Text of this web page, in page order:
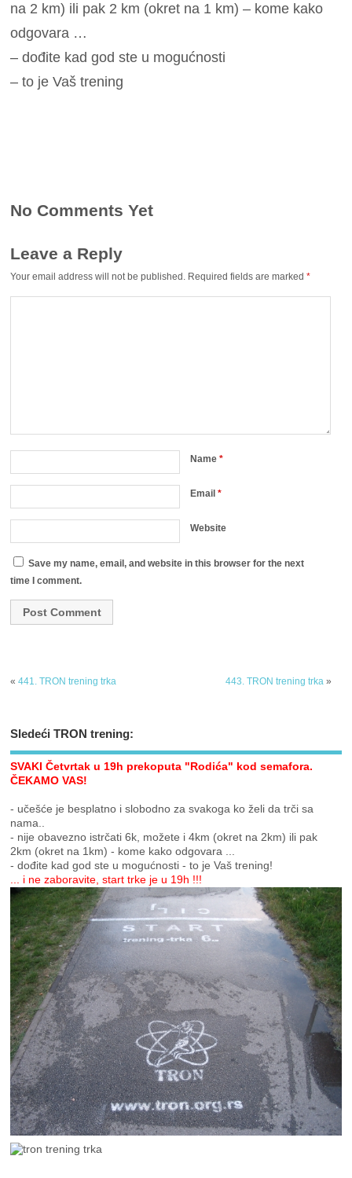
na 2 km) ili pak 2 km (okret na 1 km) – kome kako
odgovara …
– dođite kad god ste u mogućnosti
– to je Vaš trening
No Comments Yet
Leave a Reply
Your email address will not be published. Required fields are marked*
Name*
Email*
Website
Save my name, email, and website in this browser for the next
time I comment.
«441. TRON trening trka 443. TRON trening trka»
Sledeći TRON trening:
SVAKI Četvrtak u 19h prekoputa "Rodića" kod semafora.
ČEKAMO VAS!
- učešće je besplatno i slobodno za svakoga ko želi da trči sa
nama..
- nije obavezno istrčati 6k, možete i 4km (okret na 2km) ili pak
2km (okret na 1km) - kome kako odgovara ...
- dođite kad god ste u mogućnosti - to je Vaš trening!
... i ne zaboravite, start trke je u 19h !!!